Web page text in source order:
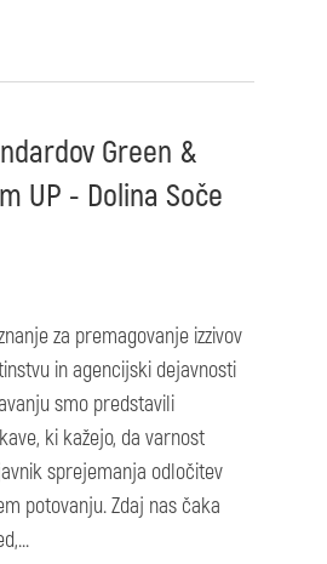
Green &
UP - Dolina Soče
za premagovanje izzivov
in agencijski dejavnosti
smo predstavili
ki kažejo, da varnost
sprejemanja odločitev
potovanju. Zdaj nas čaka